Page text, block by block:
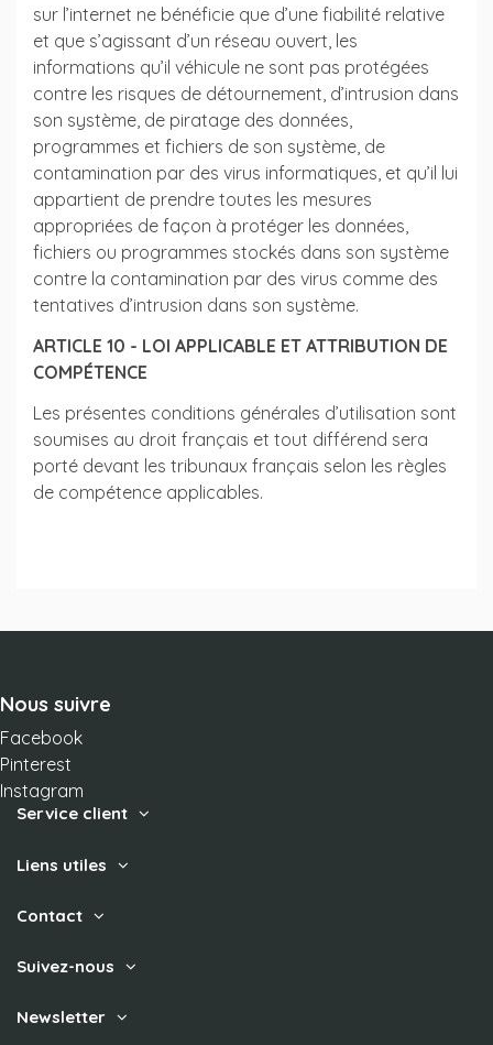
sur l’internet ne bénéficie que d’une fiabilité relative
et que s’agissant d’un réseau ouvert, les
informations qu’il véhicule ne sont pas protégées
contre les risques de détournement, d’intrusion dans
son système, de piratage des données,
programmes et fichiers de son système, de
contamination par des virus informatiques, et qu’il lui
appartient de prendre toutes les mesures
appropriées de façon à protéger les données,
fichiers ou programmes stockés dans son système
contre la contamination par des virus comme des
tentatives d’intrusion dans son système.
ARTICLE 10 - LOI APPLICABLE ET ATTRIBUTION DE
COMPÉTENCE
Les présentes conditions générales d’utilisation sont
soumises au droit français et tout différend sera
porté devant les tribunaux français selon les règles
de compétence applicables.
Nous suivre
Facebook
Pinterest
Instagram
Service client
Liens utiles
Contact
Suivez-nous
Newsletter